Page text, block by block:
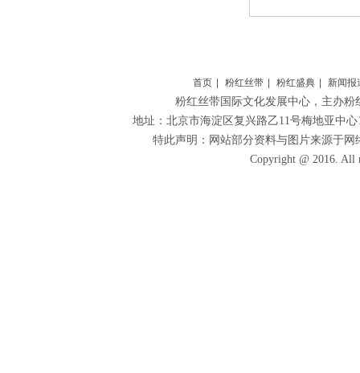
首页 粉红丝带 粉红盛典 新闻报
粉红丝带国际文化发展中心 ，主办
地址：北京市海淀区复兴路乙11号梅地亚中
特此声明：网站部分资料与图片来源于
Copyright @ 2016.